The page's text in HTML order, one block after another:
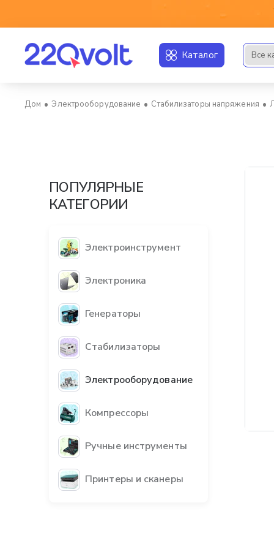
Каталог Все
Электрооборудование Стабилизаторы напряжения
ПОПУЛЯРНЫЕ
КАТЕГОРИИ
Электроинструмент
Электроника
Генераторы
Стабилизаторы
Электрооборудование
Компрессоры
Ручные инструменты
Принтеры и сканеры